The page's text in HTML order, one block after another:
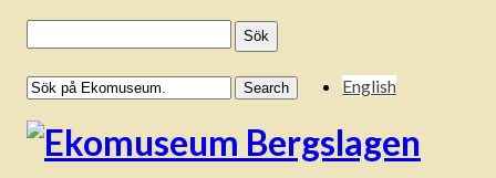
efter:
English